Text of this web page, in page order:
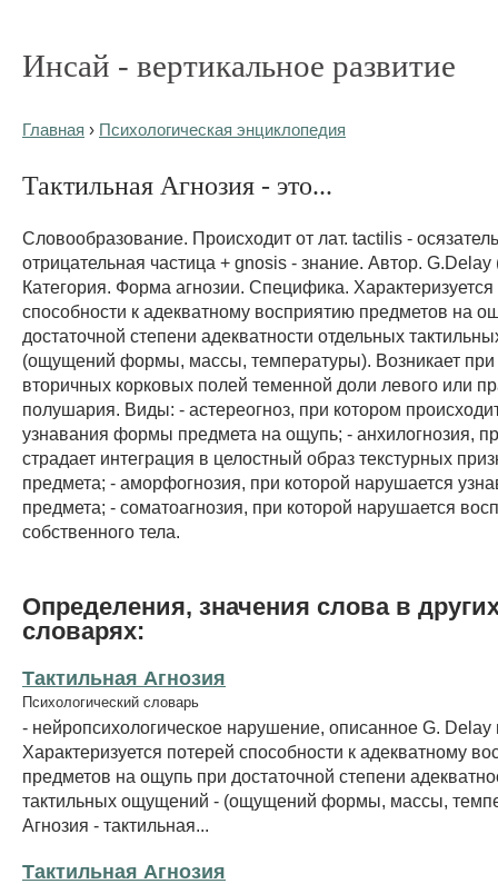
Инсай - вертикальное развитие
Главная › Психологическая энциклопедия
Тактильная Агнозия - это...
Словообразование. Происходит от лат. tactilis -
отрицательная частица + gnosis - знание. Автор. G.Delay
Категория. Форма агнозии. Специфика. Характеризуется
способности к адекватному восприятию предметов на
достаточной степени адекватности отдельных
(ощущений формы, массы, температуры). Возникает
вторичных корковых полей теменной доли левого или
полушария. Виды: - астереогноз, при котором
узнавания формы предмета на ощупь; - анхилогнозия,
страдает интеграция в целостный образ текстурных
предмета; - аморфогнозия, при которой нарушается
предмета; - соматоагнозия, при которой нарушается
собственного тела.
Определения, значения слова в
словарях:
Тактильная Агнозия
Психологический словарь
- нейропсихологическое нарушение, описанное G. Delay
Характеризуется потерей способности к адекватному
предметов на ощупь при достаточной степени
тактильных ощущений - (ощущений формы, массы,
Агнозия - тактильная...
Тактильная Агнозия